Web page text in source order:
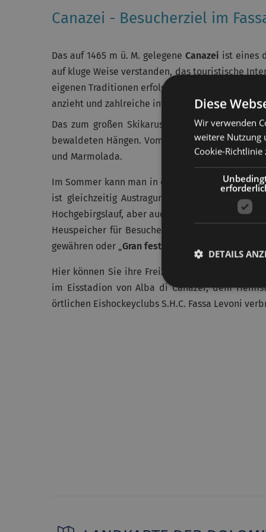
Canazei - Besucherziel im
Das auf 1465 m ü. M. gelegeneCanazei ist eines
auf kluge Weise verstanden, das touristische
eigenen Traditionen erfolgen konnte. So hat sich
anzieht und zahlreiche internationale Events
Das zum großen Skikarussel vonDolomiti
bewaldeten Hängen. Vom Ort aus erreicht man
und Marmolada.
Im Sommer kann man in diesem Dorf nicht nur
ist gleichzeitig Austragungsort sportlicher
Hochgebirgslauf, aber auch populärer
Heuspeicher für Besucher geöffnet werden
gewähren oder „ Gran festa da d´istà ”, ein
Hier können Sie ihre Freizeit mit einem Besuch
im Eisstadion von Alba di Canazei, dem
örtlichen Eishockeyclubs S.H.C. Fassa Levoni
Diese
Wir verwenden
weitere Nutzung
Cookie-Richtlinie
DETAILS